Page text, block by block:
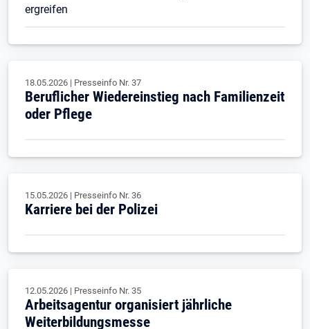
ergreifen
18.05.2026 | Presseinfo Nr. 37
Beruflicher Wiedereinstieg nach Familienzeit
oder Pflege
15.05.2026 | Presseinfo Nr. 36
Karriere bei der Polizei
12.05.2026 | Presseinfo Nr. 35
Arbeitsagentur organisiert jährliche
Weiterbildungsmesse